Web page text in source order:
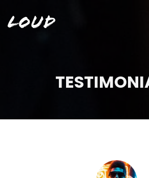
Loud